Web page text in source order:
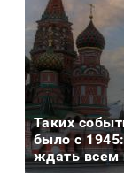
Таких
было с
ждать всем